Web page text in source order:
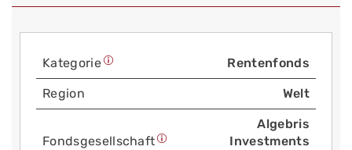
Kategorie Rentenfonds
Region Welt
Fonds­gesellschaft
Algebris
Investments